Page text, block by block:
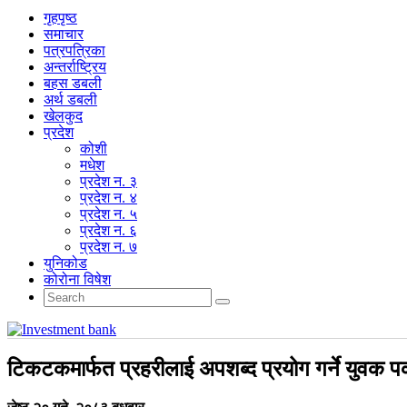
गृहपृष्‍ठ
समाचार
पत्रपत्रिका
अन्तर्राष्ट्रिय
बहस डबली
अर्थ डबली
खेलकुद
प्रदेश
कोशी
मधेश
प्रदेश न. ३
प्रदेश न. ४
प्रदेश न. ५
प्रदेश न. ६
प्रदेश न. ७
युनिकोड
कोरोना विषेश
टिकटकमार्फत प्रहरीलाई अपशब्द प्रयोग गर्ने युवक